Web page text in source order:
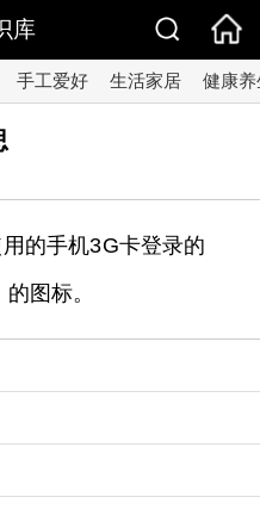
库
手工爱好 生活家居 健康养
的手机3G卡登录的
图标。